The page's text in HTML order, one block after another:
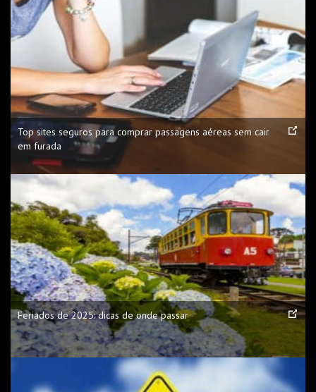
Top sites seguros para comprar passagens aéreas sem cair
em furada
Feriados de 2025: dicas de onde passar